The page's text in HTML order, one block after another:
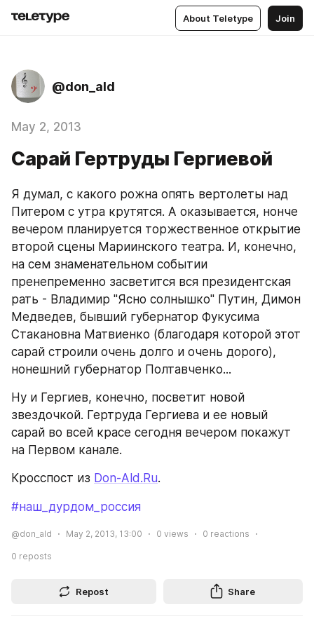
About Teletype Join
@don_ald
May 2, 2013
Сарай Гертруды Гергиевой
Я думал, с какого рожна опять вертолеты над
Питером с утра крутятся. А оказывается, нонче
вечером планируется торжественное открытие
второй сцены Мариинского театра. И, конечно,
на сем знаменательном событии
пренепременно засветится вся президентская
рать - Владимир "Ясно солнышко" Путин, Димон
Медведев, бывший губернатор Фукусима
Стакановна Матвиенко (благодаря которой этот
сарай строили очень долго и очень дорого),
нонешний губернатор Полтавченко...
Ну и Гергиев, конечно, посветит новой
звездочкой. Гертруда Гергиева и ее новый
сарай во всей красе сегодня вечером покажут
на Первом канале.
Кросспост из Don-Ald.Ru.
#наш_дурдом_россия
@don_ald May 2, 2013, 13:00 0 views 0 reactions
0 reposts
Repost Share